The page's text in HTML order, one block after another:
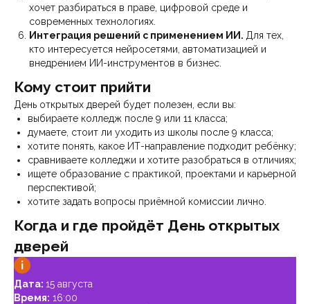
хочет разбираться в праве, цифровой среде и
современных технологиях.
Интеграция решений с применением ИИ. Для тех,
кто интересуется нейросетями, автоматизацией и
внедрением ИИ-инструментов в бизнес.
Кому стоит прийти
День открытых дверей будет полезен, если вы:
выбираете колледж после 9 или 11 класса;
думаете, стоит ли уходить из школы после 9 класса;
хотите понять, какое ИТ-направление подходит ребёнку;
сравниваете колледжи и хотите разобраться в отличиях;
ищете образование с практикой, проектами и карьерной
перспективой;
хотите задать вопросы приёмной комиссии лично.
Когда и где пройдёт День открытых
дверей
Дата: 15 августа
Время: 16:00